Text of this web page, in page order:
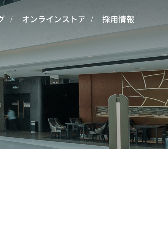
オンラインストア 採用情報